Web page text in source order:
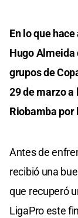
En lo que
Hugo Almeida
grupos de
29 de marzo a
Riobamba por
Antes de
recibió una
que recuperó
LigaPro este